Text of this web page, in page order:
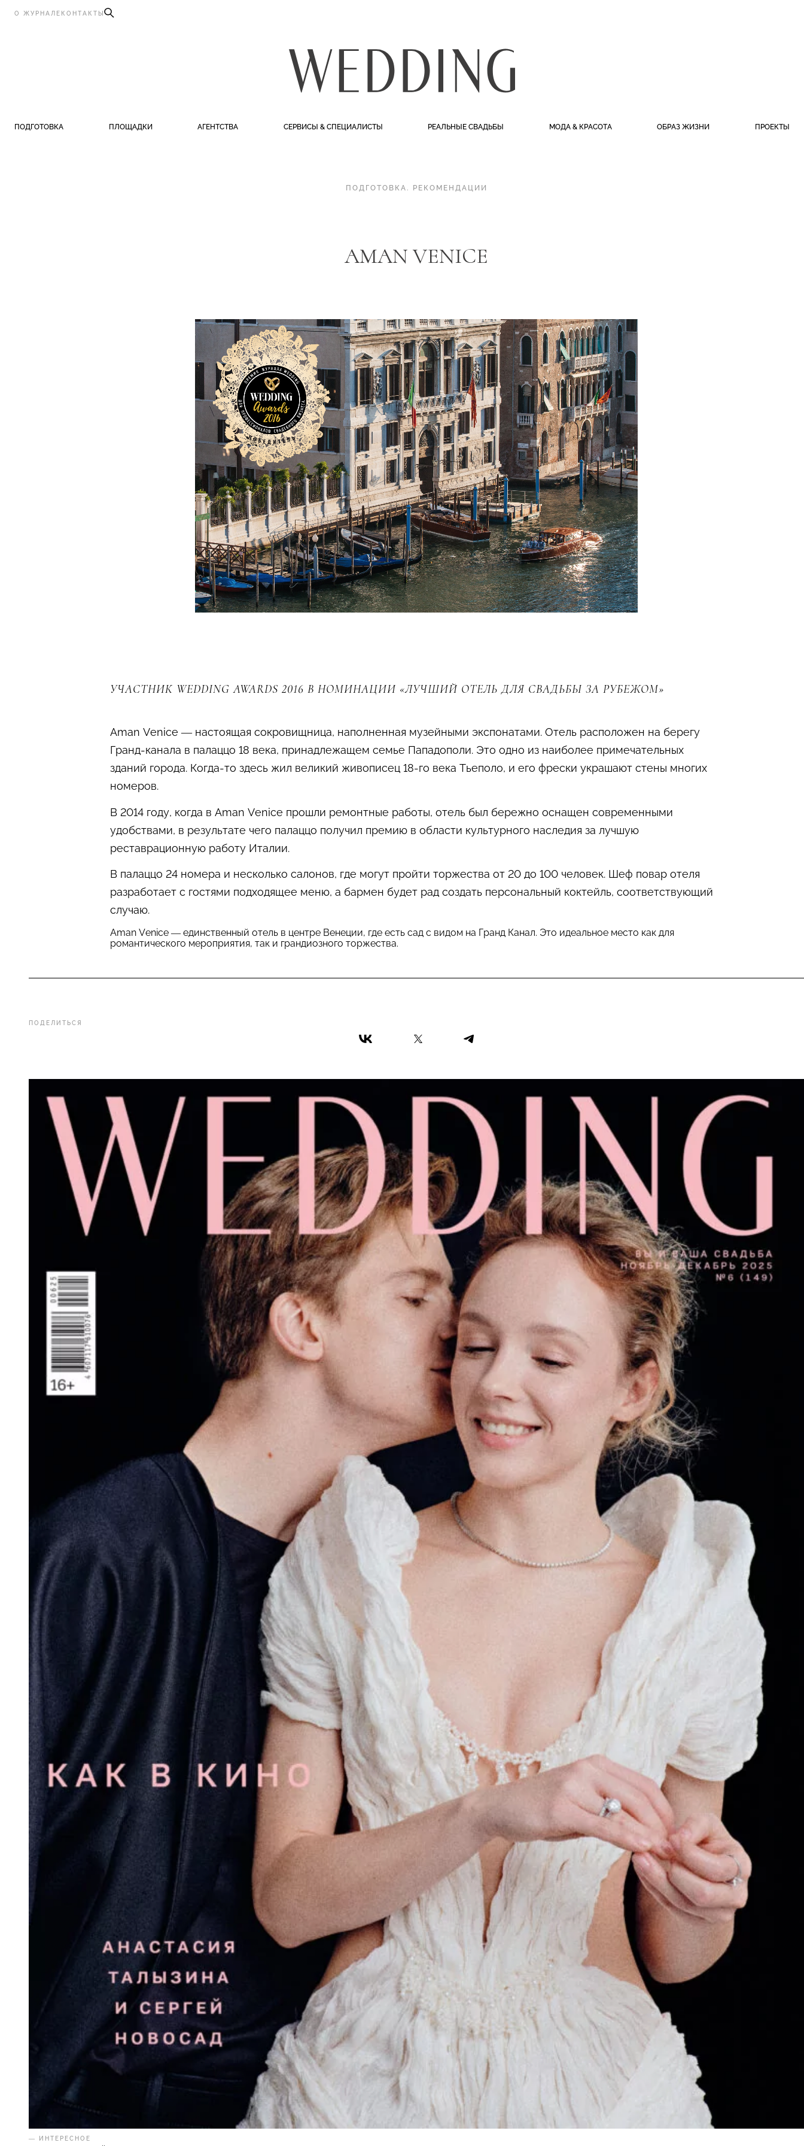
О ЖУРНАЛЕ КОНТАКТЫ
ПОДГОТОВКА ПЛОЩАДКИ АГЕНТСТВА СЕРВИСЫ & СПЕЦИАЛИСТЫ РЕАЛЬНЫЕ СВАДЬБЫ МОДА & КРАСОТА ОБРАЗ ЖИЗНИ ПРОЕКТЫ
ПОДГОТОВКА. РЕКОМЕНДАЦИИ
AMAN VENICE
ПОДЕЛИТЬСЯ
— ИНТЕРЕСНОЕ
УЧАСТНИК WEDDING AWARDS 2016 В НОМИНАЦИИ «ЛУЧШИЙ ОТЕЛЬ ДЛЯ СВАДЬБЫ ЗА РУБЕЖОМ»
Aman Venice — настоящая сокровищница, наполненная музейными экспонатами. Отель расположен на берегу
Гранд-канала в палаццо 18 века, принадлежащем семье Пападополи. Это одно из наиболее примечательных
зданий города. Когда-то здесь жил великий живописец 18-го века Тьеполо, и его фрески украшают стены многих
номеров.
В 2014 году, когда в Aman Venice прошли ремонтные работы, отель был бережно оснащен современными
удобствами, в результате чего палаццо получил премию в области культурного наследия за лучшую
реставрационную работу Италии.
В палаццо 24 номера и несколько салонов, где могут пройти торжества от 20 до 100 человек. Шеф повар отеля
разработает с гостями подходящее меню, а бармен будет рад создать персональный коктейль, соответствующий
случаю.
Aman Venice — единственный отель в центре Венеции, где есть сад с видом на Гранд Канал. Это идеальное место как для
романтического мероприятия, так и грандиозного торжества.